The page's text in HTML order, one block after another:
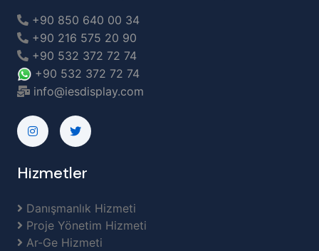
+90 850 640 00 34
+90 216 575 20 90
+90 532 372 72 74
+90 532 372 72 74
info@iesdisplay.com
Hizmetler
Danışmanlık Hizmeti
Proje Yönetim Hizmeti
Ar-Ge Hizmeti